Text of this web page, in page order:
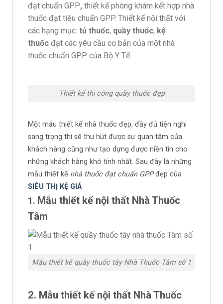
đạt chuẩn GPP, thiết kế phòng khám kết hợp nhà
thuốc đạt tiêu chuẩn GPP. Thiết kế nội thất với
các hạng mục: tủ thuốc, quầy thuốc, kệ
thuốcđạt các yêu cầu cơ bản của một nhà
thuốc chuẩn GPP của Bộ Y Tế.
Thiết kế thi công quầy thuốc đẹp
Một mẫu thiết kế nhà thuốc đẹp, đầy đủ tiện nghi
sang trọng thì sẽ thu hút được sự quan tâm của
khách hàng cũng như tạo dựng được niền tin cho
những khách hàng khó tính nhất. Sau đây là những
mẫu thiết kế nhà thuốc đạt chuẩn GPPđẹp của
SIÊU THỊ KỆ GIÁ
1. Mẫu thiết kế nội thất Nhà Thuốc
Tâm
Mẫu thiết kế quầy thuốc tây Nhà Thuốc Tâm số 1
2. Mẫu thiết kế nội thất Nhà Thuốc